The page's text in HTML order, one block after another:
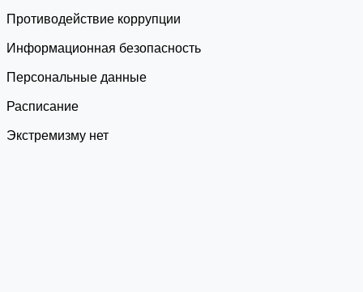
Противодействие коррупции
Информационная безопасность
Персональные данные
Расписание
Экстремизму нет